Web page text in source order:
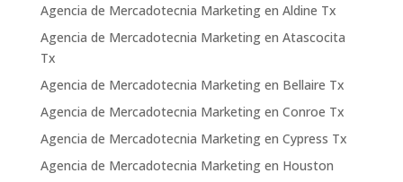
Agencia de Mercadotecnia Marketing en Aldine Tx
Agencia de Mercadotecnia Marketing en Atascocita
Tx
Agencia de Mercadotecnia Marketing en Bellaire Tx
Agencia de Mercadotecnia Marketing en Conroe Tx
Agencia de Mercadotecnia Marketing en Cypress Tx
Agencia de Mercadotecnia Marketing en Houston